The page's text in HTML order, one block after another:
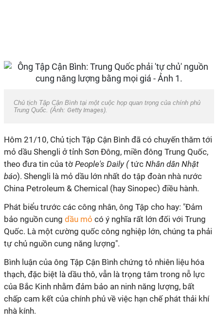
Chủ tịch Tập Cận Bình tại một cuộc họp quan trọng của chính phủ
Trung Quốc. (Ảnh: Getty Images).
Hôm 21/10, Chủ tịch Tập Cận Bình đã có chuyến thăm tới
mỏ dầu Shengli ở tỉnh Sơn Đông, miền đông Trung Quốc,
theo đưa tin của tờ People's Daily (tức Nhân dân Nhật
báo). Shengli là mỏ dầu lớn nhất do tập đoàn nhà nước
China Petroleum & Chemical (hay Sinopec) điều hành.
Phát biểu trước các công nhân, ông Tập cho hay: "Đảm
bảo nguồn cung dầu mỏ có ý nghĩa rất lớn đối với Trung
Quốc. Là một cường quốc công nghiệp lớn, chúng ta phải
tự chủ nguồn cung năng lượng".
Bình luận của ông Tập Cận Bình chứng tỏ nhiên liệu hóa
thạch, đặc biệt là dầu thô, vẫn là trọng tâm trong nỗ lực
của Bắc Kinh nhằm đảm bảo an ninh năng lượng, bất
chấp cam kết của chính phủ về việc hạn chế phát thải khí
nhà kính.